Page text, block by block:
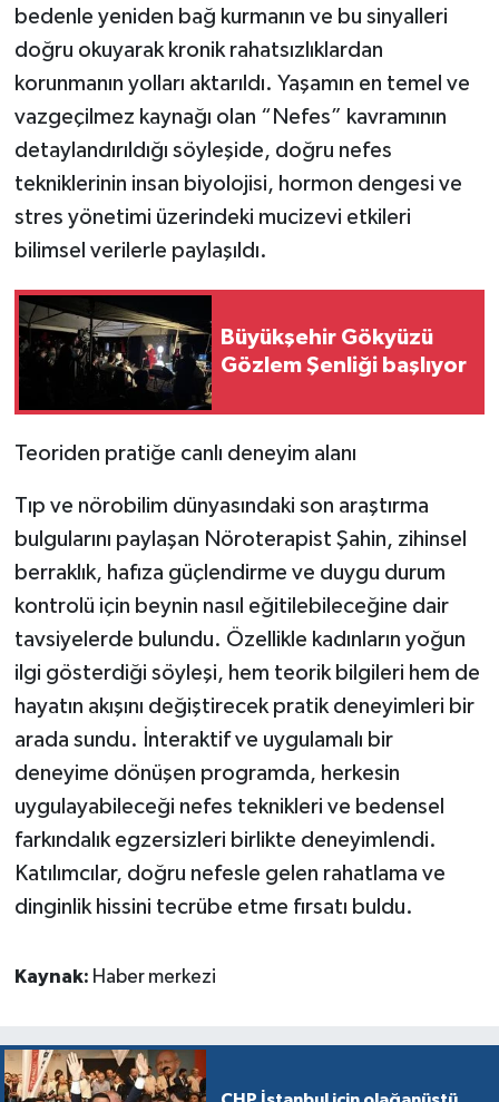
bedenle yeniden bağ kurmanın ve bu sinyalleri
doğru okuyarak kronik rahatsızlıklardan
korunmanın yolları aktarıldı. Yaşamın en temel ve
vazgeçilmez kaynağı olan “Nefes” kavramının
detaylandırıldığı söyleşide, doğru nefes
tekniklerinin insan biyolojisi, hormon dengesi ve
stres yönetimi üzerindeki mucizevi etkileri
bilimsel verilerle paylaşıldı.
Büyükşehir Gökyüzü
Gözlem Şenliği başlıyor
Teoriden pratiğe canlı deneyim alanı
Tıp ve nörobilim dünyasındaki son araştırma
bulgularını paylaşan Nöroterapist Şahin, zihinsel
berraklık, hafıza güçlendirme ve duygu durum
kontrolü için beynin nasıl eğitilebileceğine dair
tavsiyelerde bulundu. Özellikle kadınların yoğun
ilgi gösterdiği söyleşi, hem teorik bilgileri hem de
hayatın akışını değiştirecek pratik deneyimleri bir
arada sundu. İnteraktif ve uygulamalı bir
deneyime dönüşen programda, herkesin
uygulayabileceği nefes teknikleri ve bedensel
farkındalık egzersizleri birlikte deneyimlendi.
Katılımcılar, doğru nefesle gelen rahatlama ve
dinginlik hissini tecrübe etme fırsatı buldu.
Kaynak: Haber merkezi